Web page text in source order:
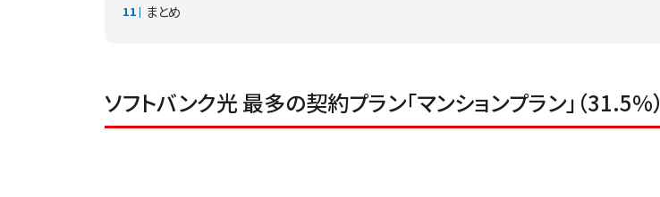
まとめ
ソフトバンク光 最多の契約プラン「マンションプラン」（31.5%）